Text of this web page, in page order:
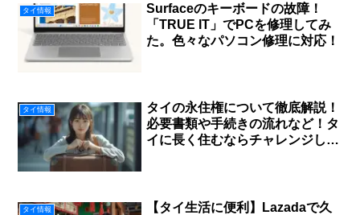
タイ情報
Surfaceのキーボードの故障！
「TRUE IT」でPCを修理してみ
た。色々なパソコン修理に対応！
タイ情報
タイの永住権について徹底解説！
必要書類や手続きの流れなど！タ
イに長く住むならチャレンジしよ
タイ情報 【タイ生活に便利】Lazadaで久